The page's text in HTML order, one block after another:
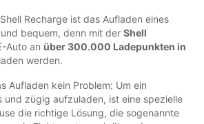
Recharge ist das Aufladen eines
bequem, denn mit der Shell
Auto an über 300.000 Ladepunkten in
werden.
Aufladen kein Problem: Um ein
und zügig aufzuladen, ist eine spezielle
die richtige Lösung, die sogenannte